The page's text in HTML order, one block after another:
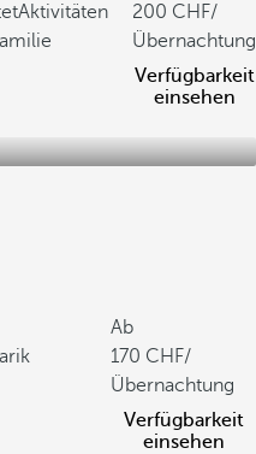
Aktivitäten
200
/
Übernachtung
Verfügbarkeit
einsehen
Ab
170
/
Übernachtung
Verfügbarkeit
einsehen